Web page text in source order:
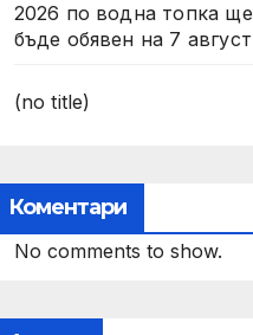
2026 по водна топка ще
бъде обявен на 7 август
(no title)
Коментари
No comments to show.